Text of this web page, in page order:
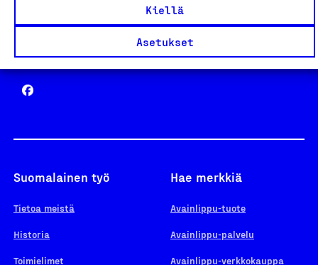
Kiellä
Asetukset
Yhteiskunnallinen Yritys -merkki
Suomalainen työ
Tietoa meistä
Historia
Toimielimet
Hae merkkiä
Avainlippu-tuote
Avainlippu-palvelu
Avainlippu-verkkokauppa